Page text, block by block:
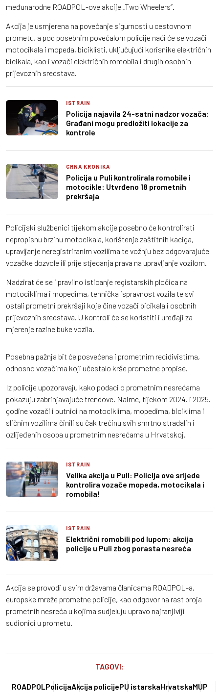
međunarodne ROADPOL-ove akcije „Two Wheelers“.
Akcija je usmjerena na povećanje sigurnosti u cestovnom
prometu, a pod posebnim povećalom policije naći će se vozači
motocikala i mopeda, biciklisti, uključujući korisnike električnih
bicikala, kao i vozači električnih romobila i drugih osobnih
prijevoznih sredstava.
ISTRAIN
Policija najavila 24-satni nadzor vozača:
Građani mogu predložiti lokacije za
kontrole
CRNA KRONIKA
Policija u Puli kontrolirala romobile i
motocikle: Utvrđeno 18 prometnih
prekršaja
Policijski službenici tijekom akcije posebno će kontrolirati
nepropisnu brzinu motocikala, korištenje zaštitnih kaciga,
upravljanje neregistriranim vozilima te vožnju bez odgovarajuće
vozačke dozvole ili prije stjecanja prava na upravljanje vozilom.
Nadzirat će se i pravilno isticanje registarskih pločica na
motociklima i mopedima, tehnička ispravnost vozila te svi
ostali prometni prekršaji koje čine vozači bicikala i osobnih
prijevoznih sredstava. U kontroli će se koristiti i uređaji za
mjerenje razine buke vozila.
Posebna pažnja bit će posvećena i prometnim recidivistima,
odnosno vozačima koji učestalo krše prometne propise.
Iz policije upozoravaju kako podaci o prometnim nesrećama
pokazuju zabrinjavajuće trendove. Naime, tijekom 2024. i 2025.
godine vozači i putnici na motociklima, mopedima, biciklima i
sličnim vozilima činili su čak trećinu svih smrtno stradalih i
ozlijeđenih osoba u prometnim nesrećama u Hrvatskoj.
ISTRAIN
Velika akcija u Puli: Policija ove srijede
kontrolira vozače mopeda, motocikala i
romobila!
ISTRAIN
Električni romobili pod lupom: akcija
policije u Puli zbog porasta nesreća
Akcija se provodi u svim državama članicama ROADPOL-a,
europske mreže prometne policije, kao odgovor na rast broja
prometnih nesreća u kojima sudjeluju upravo najranjiviji
sudionici u prometu.
TAGOVI:
ROADPOL PolicijaAkcija policijePU istarskaHrvatskaMUP